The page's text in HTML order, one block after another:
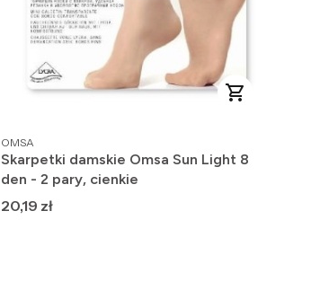
PRODUCENT
OMSA
Skarpetki damskie Omsa Sun Light 8
den - 2 pary, cienkie
Cena
20,19 zł